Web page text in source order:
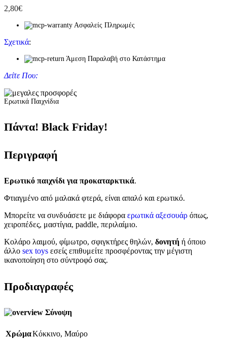
2,80€
Ασφαλείς Πληρωμές
Σχετικά:
Άμεση Παραλαβή στο Κατάστημα
Δείτε Που:
Ερωτικά Παιχνίδια
Πάντα! Black Friday!
Περιγραφή
Ερωτικό παιχνίδι για προκαταρκτικά.
Φτιαγμένο από μαλακά φτερά, είναι απαλό και ερωτικό.
Μπορείτε να συνδυάσετε με διάφορα ερωτικά αξεσουάρ όπως,
χειροπέδες, μαστίγια, paddle, περιλαίμιο.
Κολάρο λαιμού, φίμωτρο, σφιγκτήρες θηλών, δονητή ή όποιο
άλλο sex toys εσείς επιθυμείτε προσφέροντας την μέγιστη
ικανοποίηση στο σύντροφό σας.
Προδιαγραφές
Σύνοψη
ΧρώμαΚόκκινο, Μαύρο